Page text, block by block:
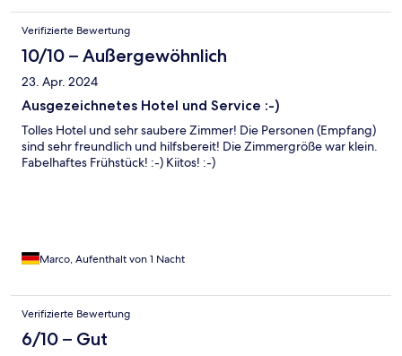
Verifizierte Bewertung
10/10 – Außergewöhnlich
23. Apr. 2024
Ausgezeichnetes Hotel und Service :-)
Tolles Hotel und sehr saubere Zimmer! Die Personen (Empfang)
sind sehr freundlich und hilfsbereit! Die Zimmergröße war klein.
Fabelhaftes Frühstück! :-) Kiitos! :-)
Marco, Aufenthalt von 1 Nacht
Verifizierte Bewertung
6/10 – Gut